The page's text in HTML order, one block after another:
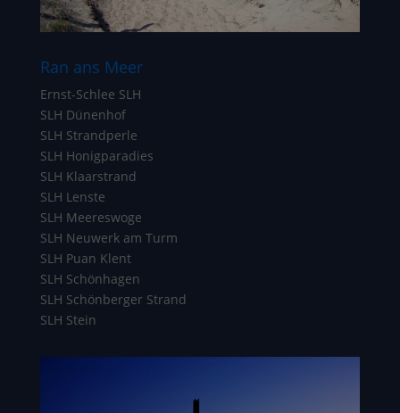
Ran ans Meer
Ernst-Schlee SLH
SLH Dünenhof
SLH Strandperle
SLH Honigparadies
SLH Klaarstrand
SLH Lenste
SLH Meereswoge
SLH Neuwerk am Turm
SLH Puan Klent
SLH Schönhagen
SLH Schönberger Strand
SLH Stein